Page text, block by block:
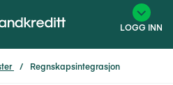
LOGG INN
Regnskapsintegrasjon